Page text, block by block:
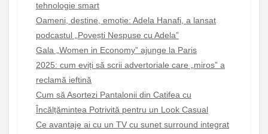
tehnologie smart
Oameni, destine, emoție: Adela Hanafi, a lansat
podcastul „Povești Nespuse cu Adela”
Gala „Women in Economy” ajunge la Paris
2025: cum eviți să scrii advertoriale care „miros” a
reclamă ieftină
Cum să Asortezi Pantalonii din Catifea cu
Încălțămintea Potrivită pentru un Look Casual
Ce avantaje ai cu un TV cu sunet surround integrat